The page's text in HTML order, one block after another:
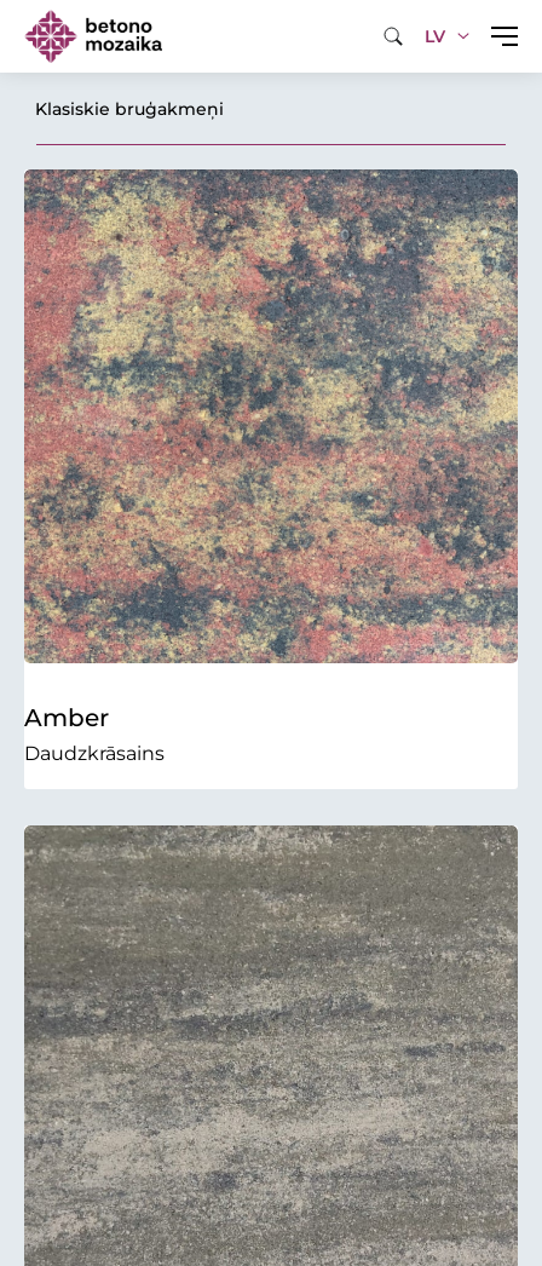
LV
Klasiskie bruģakmeņi
Amber
Daudzkrāsains